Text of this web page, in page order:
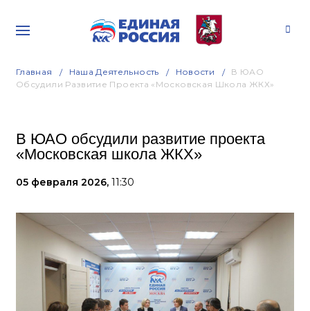
Главная Наша Деятельность Новости
В ЮАО
Обсудили Развитие Проекта «Московская Школа ЖКХ»
В ЮАО обсудили развитие проекта
«Московская школа ЖКХ»
05 февраля 2026, 11:30